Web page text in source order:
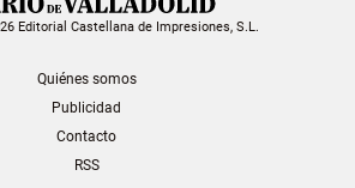
Editorial Castellana de Impresiones, S.L.
Quiénes somos
Publicidad
Contacto
RSS